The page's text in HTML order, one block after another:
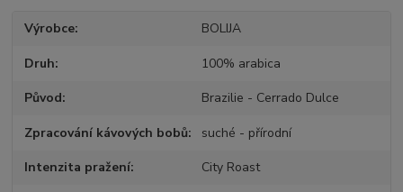
Výrobce BOLIJA
Druh 100% arabica
Původ Brazilie - Cerrado Dulce
Zpracování kávových bobů suché - přírodní
Intenzita pražení City Roast